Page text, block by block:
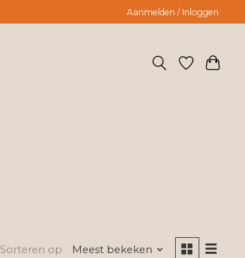
Aanmelden / Inloggen
Sorteren op Meest bekeken